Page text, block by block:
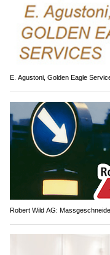
E. Agustoni, Golden Eagle
Robert Wild AG: